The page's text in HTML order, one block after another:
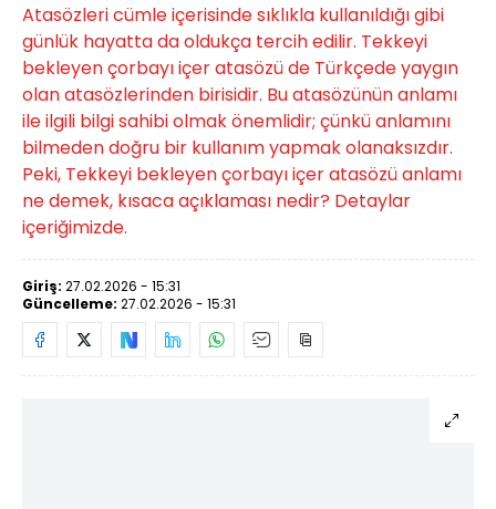
Atasözleri cümle içerisinde sıklıkla kullanıldığı gibi
günlük hayatta da oldukça tercih edilir. Tekkeyi
bekleyen çorbayı içer atasözü de Türkçede yaygın
olan atasözlerinden birisidir. Bu atasözünün anlamı
ile ilgili bilgi sahibi olmak önemlidir; çünkü anlamını
bilmeden doğru bir kullanım yapmak olanaksızdır.
Peki, Tekkeyi bekleyen çorbayı içer atasözü anlamı
ne demek, kısaca açıklaması nedir? Detaylar
içeriğimizde.
Giriş: 27.02.2026 - 15:31
Güncelleme: 27.02.2026 - 15:31